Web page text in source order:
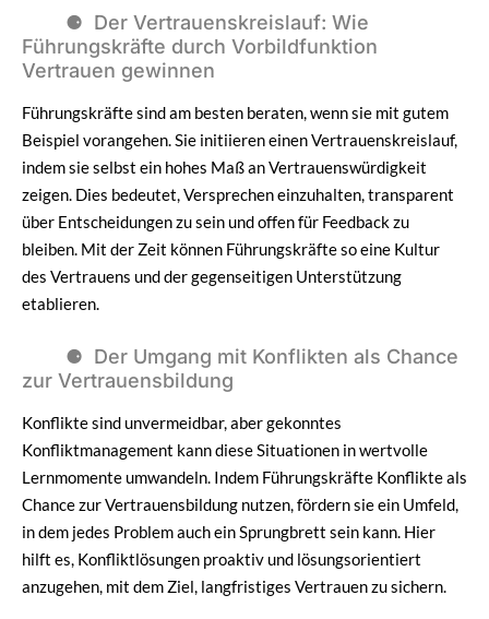
Der Vertrauenskreislauf: Wie
Führungskräfte durch Vorbildfunktion
Vertrauen gewinnen
Führungskräfte sind am besten beraten, wenn sie mit gutem
Beispiel vorangehen. Sie initiieren einen Vertrauenskreislauf,
indem sie selbst ein hohes Maß an Vertrauenswürdigkeit
zeigen. Dies bedeutet, Versprechen einzuhalten, transparent
über Entscheidungen zu sein und offen für Feedback zu
bleiben. Mit der Zeit können Führungskräfte so eine Kultur
des Vertrauens und der gegenseitigen Unterstützung
etablieren.
Der Umgang mit Konflikten als Chance
zur Vertrauensbildung
Konflikte sind unvermeidbar, aber gekonntes
Konfliktmanagement kann diese Situationen in wertvolle
Lernmomente umwandeln. Indem Führungskräfte Konflikte als
Chance zur Vertrauensbildung nutzen, fördern sie ein Umfeld,
in dem jedes Problem auch ein Sprungbrett sein kann. Hier
hilft es, Konfliktlösungen proaktiv und lösungsorientiert
anzugehen, mit dem Ziel, langfristiges Vertrauen zu sichern.